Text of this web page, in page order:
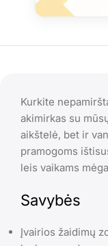
Kurkite
akimirkas su
aikštelė, bet ir
pramogoms
leis vaikams
Savybės
Įvairios žaidimų